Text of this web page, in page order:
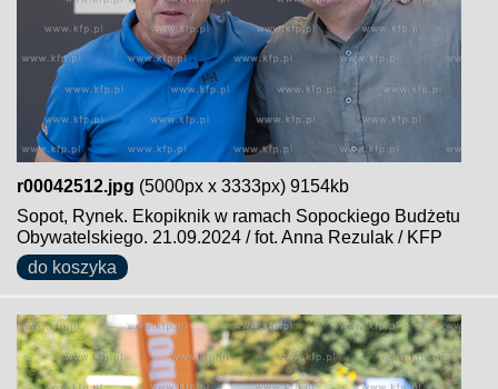
r00042512.jpg (5000px x 3333px) 9154kb
Sopot, Rynek. Ekopiknik w ramach Sopockiego Budżetu
Obywatelskiego. 21.09.2024 / fot. Anna Rezulak / KFP
do koszyka